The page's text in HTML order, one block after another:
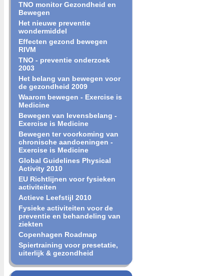
TNO monitor Gezondheid en
Bewegen
Het nieuwe preventie
wondermiddel
Effecten gezond bewegen
RIVM
TNO - preventie onderzoek
2003
Het belang van bewegen voor
de gezondheid 2009
Waarom bewegen - Exercise is
Medicine
Bewegen van levensbelang -
Exercise is Medicine
Bewegen ter voorkoming van
chronische aandoeningen -
Exercise is Medicine
Global Guidelines Physical
Activity 2010
EU Richtlijnen voor fysieken
activiteiten
Actieve Leefstijl 2010
Fysieke activiteiten voor de
preventie en behandeling van
ziekten
Copenhagen Roadmap
Spiertraining voor presetatie,
uiterlijk & gezondheid